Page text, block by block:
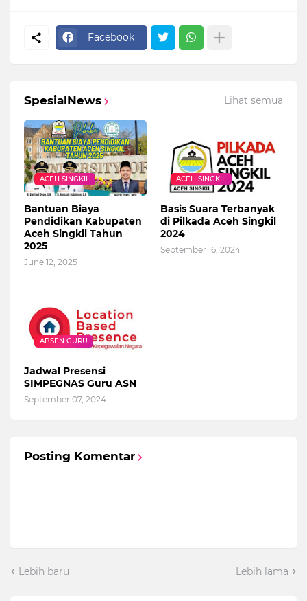
Facebook
SpesialNews Lihat semua
ACEH SINGKIL
Bantuan Biaya
Pendidikan Kabupaten
Aceh Singkil Tahun
2025
June 12, 2025
ACEH SINGKIL
Basis Suara Terbanyak
di Pilkada Aceh Singkil
2024
September 16, 2024
ABSEN GURU
Jadwal Presensi
SIMPEGNAS Guru ASN
September 07, 2024
Posting Komentar
Lebih baru Lebih lama